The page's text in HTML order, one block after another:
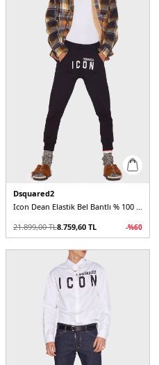
Dsquared2
Icon Dean Elastik Bel Bantlı % 100 Pamuk Regular Fit Jogger Erkek Pantolon
21.899,00TL8.759,60 TL -%60